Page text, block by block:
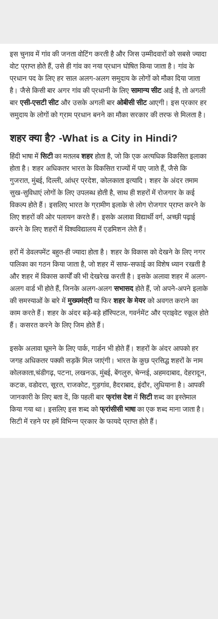
इस चुनाव में गांव की जनता वोटिंग करती है और जिस उम्मीदवारों को सबसे ज्यादा
वोट प्राप्त होते हैं, उसे ही गांव का नया प्रधान घोषित किया जाता है। गांव के
प्रधान पद के लिए हर साल अलग-अलग समुदाय के लोगों को मौका दिया जाता
है। जैसे किसी बार अगर गांव की प्रधानी के लिएसामान्य सीटआई है, तो अगली
बारएसी-एसटी सीटऔर उसके अगली बार ओबीसी सीटआएगी। इस प्रकार हर
समुदाय के लोगों को ग्राम प्रधान बनने का मौका सरकार की तरफ से मिलता है।
शहरक्या है? -What is a City in Hindi?
हिंदी भाषा मेंसिटीका मतलबशहरहोता है, जो कि एक अत्यधिक विकसित इलाका
होता है। शहर अधिकतर भारत के विकसित राज्यों में पाए जाते हैं, जैसे कि
गुजरात, मुंबई, दिल्ली, आंध्र प्रदेश, कोलकाता इत्यादि। शहर के अंदर तमाम
सुख-सुविधाएं लोगों के लिए उपलब्ध होती है, साथ ही शहरों में रोजगार के कई
विकल्प होते हैं। इसलिए भारत के ग्रामीण इलाके से लोग रोजगार प्राप्त करने के
लिए शहरों की ओर पलायन करते हैं। इसके अलावा विद्यार्थी वर्ग, अच्छी पढ़ाई
करने के लिए शहरों में विश्वविद्यालय में एडमिशन लेते हैं।
हरों में डेवलपमेंट बहुत-ही ज्यादा होता है। शहर के विकास को देखने के लिए नगर
पालिका का गठन किया जाता है, जो शहर में साफ-सफाई का विशेष ध्यान रखती है
और शहर में विकास कार्यों की भी देखरेख करती है।‌ इसके अलावा शहर में अलग-
अलग वार्ड भी होते हैं, जिनके अलग-अलगसभासदहोते हैं, जो अपने-अपने इलाके
की समस्याओं के बारे मेंमुख्यमंत्रीया फिरशहर के मे‌यरको अवगत कराने का
काम करते हैं। शहर के अंदर बड़े-बड़े हॉस्पिटल, गवर्नमेंट और प्राइवेट स्कूल होते
हैं। कसरत करने के लिए जिम होते हैं।‌
इसके अलावा घूमने के लिए पार्क, गार्डन भी होते हैं। शहरों के अंदर आपको हर
जगह अधिकतर पक्की सड़कें मिल जाएंगी। भारत के कुछ प्रसिद्ध शहरों के नाम
कोलकाता,चंडीगढ़, पटना, लखनऊ, मुंबई, बेंगलुरु, चेन्नई, अहमदाबाद, देहरादून,
कटक, वडोदरा, सूरत, राजकोट, गुड़गांव, हैदराबाद, इंदौर, लुधियाना है। आपकी
जानकारी के लिए बता दें, कि पहली बारफ्रांस देशमेंसिटीशब्द का इस्तेमाल
किया गया था। इसलिए इस शब्द कोफ्रांसीसी भाषाका एक शब्द माना जाता है।
सिटी में रहने पर हमें विभिन्न प्रकार के फायदे प्राप्त होते हैं।